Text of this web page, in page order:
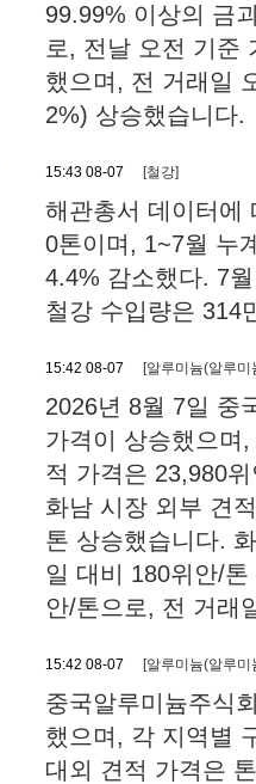
99.99% 이상의 금
로, 전날 오전 기준
했으며, 전 거래일
2%) 상승했습니다.
15:43 08-07 [철강]
해관총서 데이터에
0톤이며, 1~7월 누
4.4% 감소했다. 7
철강 수입량은 314
15:42 08-07 [알루미늄(알루미
2026년 8월 7일 중
가격이 상승했으며
적 가격은 23,980
화남 시장 외부 견
톤 상승했습니다.
일 대비 180위안/
안/톤으로, 전 거래
15:42 08-07 [알루미늄(알루미
중국알루미늄주식
했으며, 각 지역별
대외 견적 가격은